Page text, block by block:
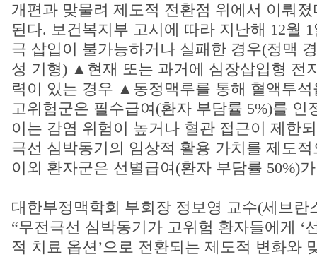
개편과 맞물려 제도적 전환점 위에서 이뤄
된다. 보건복지부 고시에 따라 지난해 12월
극 삽입이 불가능하거나 실패한 경우(정맥
성 기형) ▲현재 또는 과거에 심장삽입형 전
력이 있는 경우 ▲동정맥루를 통해 혈액투
고위험군은 필수급여(환자 부담률 5%)를 인
이는 감염 위험이 높거나 혈관 접근이 제한
극선 심박동기의 임상적 활용 가치를 제도
이외 환자군은 선별급여(환자 부담률 50%)
대한부정맥학회 부회장 정보영 교수(세브란
“무전극선 심박동기가 고위험 환자들에게 ‘
적 치료 옵션’으로 전환되는 제도적 변화와